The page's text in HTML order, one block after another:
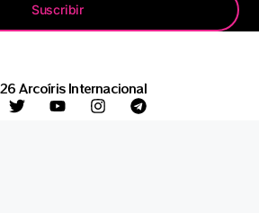
Suscribir
Arcoíris Internacional